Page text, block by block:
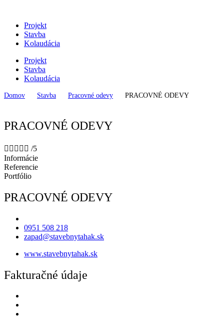
obsah
Projekt
Stavba
Kolaudácia
Projekt
Stavba
Kolaudácia
Domov Stavba Pracovné odevy PRACOVNÉ ODEVY
PRACOVNÉ ODEVY
     /5
Informácie
Referencie
Portfólio
PRACOVNÉ ODEVY
0951 508 218
zapad@stavebnytahak.sk
www.stavebnytahak.sk
Fakturačné údaje